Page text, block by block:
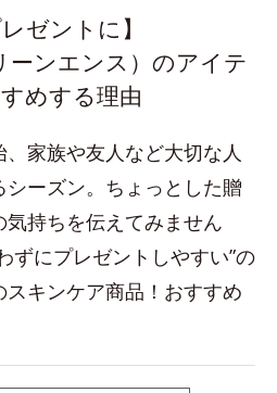
ゼントに】
ーンエンス）のアイテ
めする理由
家族や友人など大切な人
ーズン。ちょっとした贈
気持ちを伝えてみません
ずにプレゼントしやすい”の
キンケア商品！おすすめ